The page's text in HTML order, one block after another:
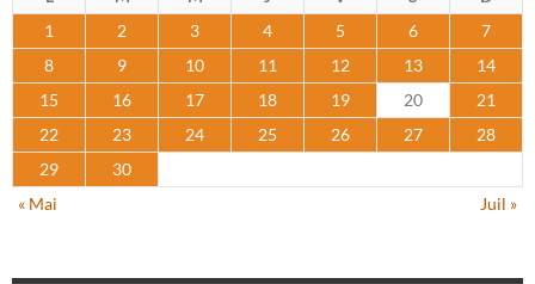
1
2 3 4 5 6
7
8
9 10 11 12 13
14
15
16 17 18 19 20
21
22
23 24 25 26 27
28
29
30
« Mai
Juil »